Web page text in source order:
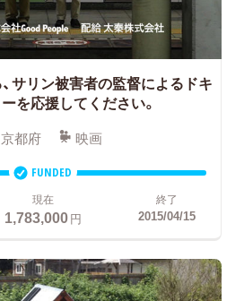
サリン被害者の監督によるドキ
を応援してください。
京都府 映画
FUNDED
現在
1,783,000円
終了
2015/04/15